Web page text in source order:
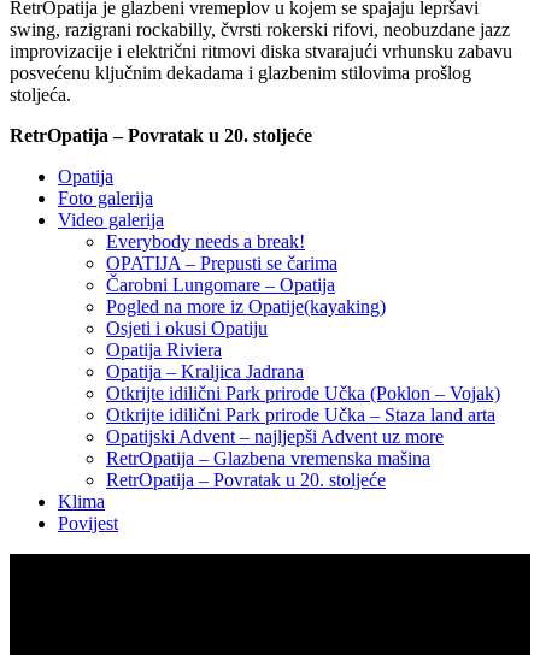
RetrOpatija je glazbeni vremeplov u kojem se spajaju lepršavi
swing, razigrani rockabilly, čvrsti rokerski rifovi, neobuzdane jazz
improvizacije i električni ritmovi diska stvarajući vrhunsku zabavu
posvećenu ključnim dekadama i glazbenim stilovima prošlog
stoljeća.
RetrOpatija – Povratak u 20. stoljeće
Opatija
Foto galerija
Video galerija
Everybody needs a break!
OPATIJA – Prepusti se čarima
Čarobni Lungomare – Opatija
Pogled na more iz Opatije(kayaking)
Osjeti i okusi Opatiju
Opatija Riviera
Opatija – Kraljica Jadrana
Otkrijte idilični Park prirode Učka (Poklon – Vojak)
Otkrijte idilični Park prirode Učka – Staza land arta
Opatijski Advent – najljepši Advent uz more
RetrOpatija – Glazbena vremenska mašina
RetrOpatija – Povratak u 20. stoljeće
Klima
Povijest